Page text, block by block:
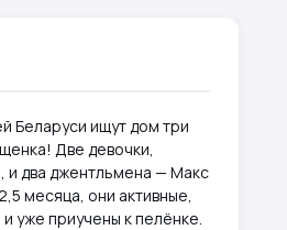
Беларуси ищут дом три
Две девочки,
и два джентльмена — Макс
месяца, они активные,
уже приучены к пелёнке.